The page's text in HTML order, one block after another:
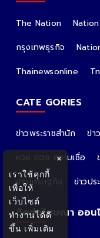
The Nation
กรุงเทพธุรกิจ
Thainewsonline
CATE GORIES
ข่าวพระราชสำนัก ข่า
หวย ดวง ความเชื่อ
ข่าวเศรษฐกิจ
ข่าวป
ติดต่อโฆษณา ออน
×
เราใช้คุกกี้
เพื่อให้
เว็บไซต์
ทำงานได้ดี
ขึ้น เพิ่มเติม